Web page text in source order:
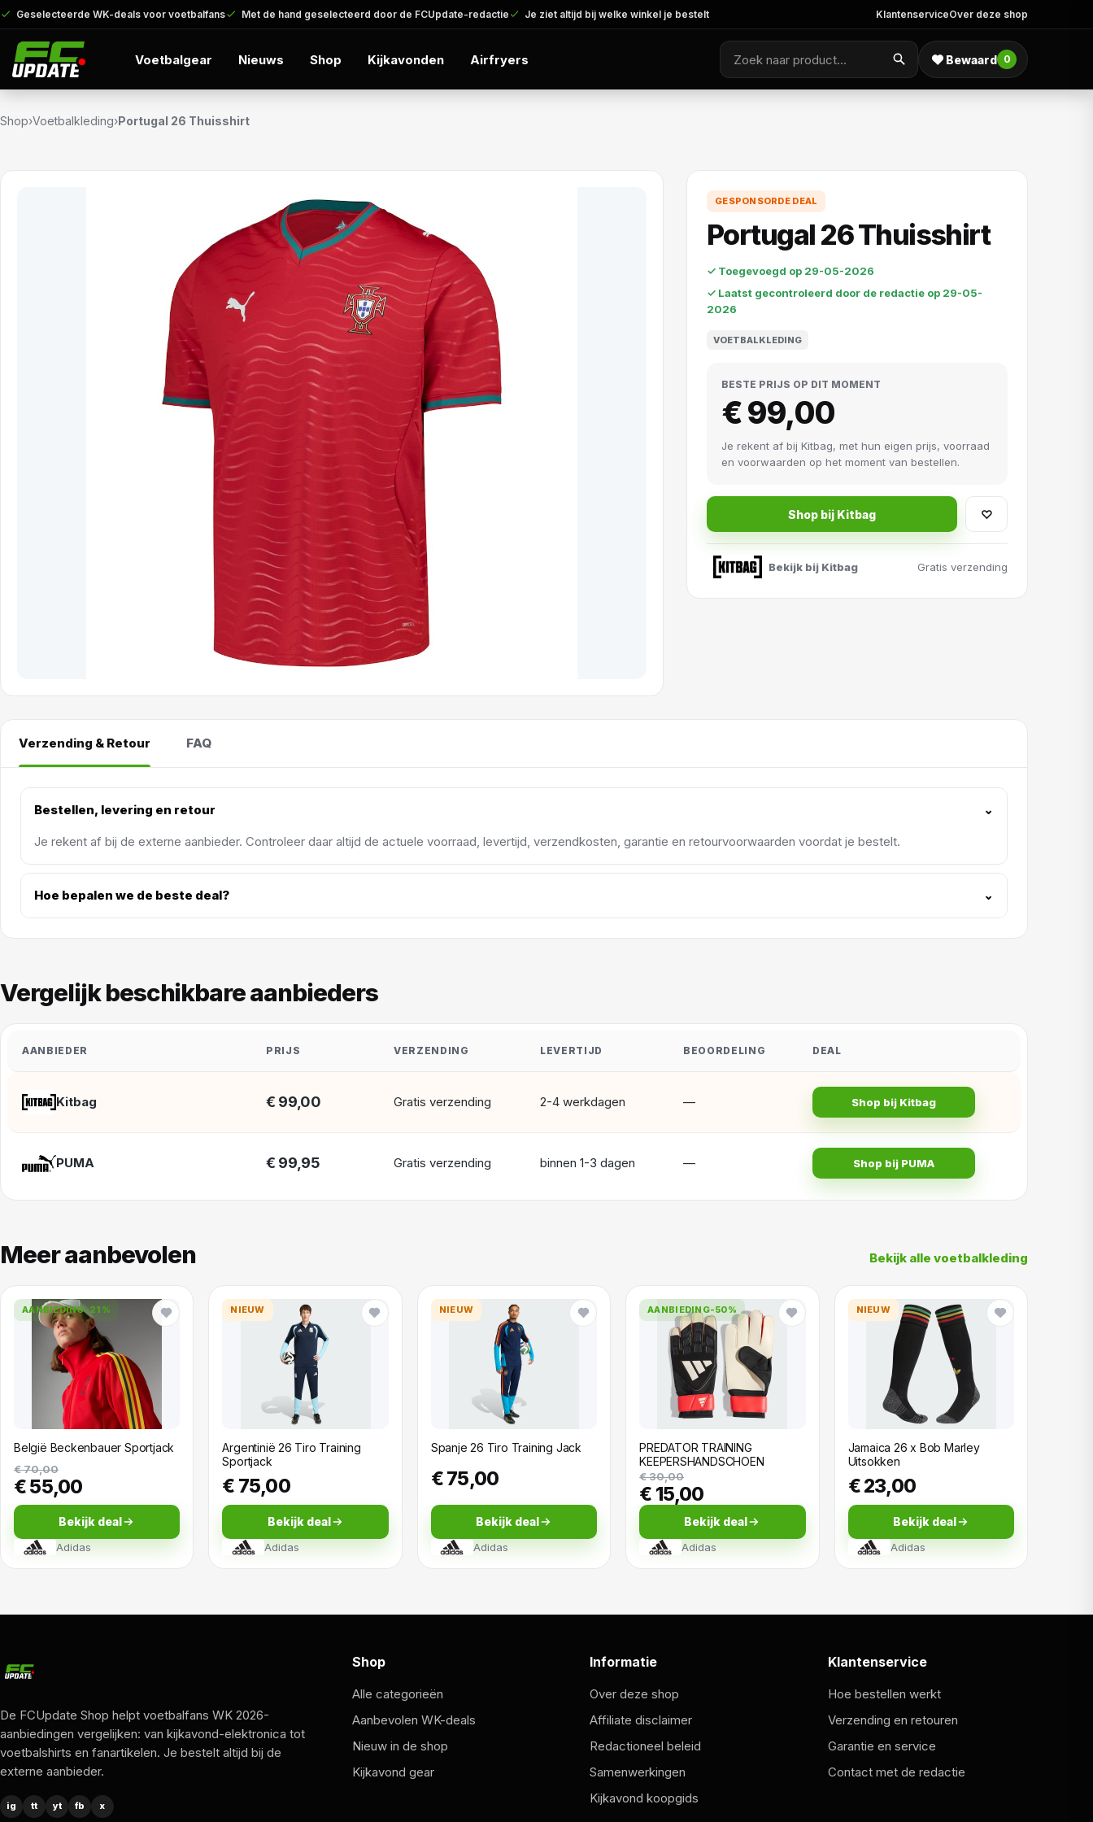
Geselecteerde WK-deals voor voetbalfans Met de hand geselecteerd door de FCUpdate-redactie Je ziet altijd bij welke winkel je bestelt KlantenserviceOver deze shop
Voetbalgear Nieuws Shop Kijkavonden Airfryers Bewaard 0
Shop›Voetbalkleding›Portugal 26 Thuisshirt
GESPONSORDE DEAL
Portugal 26 Thuisshirt
✓ Toegevoegd op 29-05-2026
✓ Laatst gecontroleerd door de redactie op 29-05-
2026
VOETBALKLEDING
BESTE PRIJS OP DIT MOMENT
€ 99,00
Je rekent af bij Kitbag, met hun eigen prijs, voorraad
en voorwaarden op het moment van bestellen.
Shop bij Kitbag ♡
Bekijk bij Kitbag Gratis verzending
Verzending & Retour FAQ
Bestellen, levering en retour ⌄
Je rekent af bij de externe aanbieder. Controleer daar altijd de actuele voorraad, levertijd, verzendkosten, garantie en retourvoorwaarden voordat je bestelt.
Hoe bepalen we de beste deal? ⌄
Vergelijk beschikbare aanbieders
AANBIEDER PRIJS VERZENDING LEVERTIJD BEOORDELING DEAL
Kitbag € 99,00 Gratis verzending 2-4 werkdagen — Shop bij Kitbag
PUMA € 99,95 Gratis verzending binnen 1-3 dagen — Shop bij PUMA
Meer aanbevolen Bekijk alle voetbalkleding
AANBIEDING-21%
België Beckenbauer Sportjack
€ 70,00
€ 55,00
Bekijk deal
Adidas
NIEUW
Argentinië 26 Tiro Training
Sportjack
€ 75,00
Bekijk deal
Adidas
NIEUW
Spanje 26 Tiro Training Jack
€ 75,00
Bekijk deal
Adidas
AANBIEDING-50%
PREDATOR TRAINING
KEEPERSHANDSCHOEN
€ 30,00
€ 15,00
Bekijk deal
Adidas
NIEUW
Jamaica 26 x Bob Marley
Uitsokken
€ 23,00
Bekijk deal
Adidas
De FCUpdate Shop helpt voetbalfans WK 2026-
aanbiedingen vergelijken: van kijkavond-elektronica tot
voetbalshirts en fanartikelen. Je bestelt altijd bij de
externe aanbieder.
ig tt yt fb x
Shop
Alle categorieën
Aanbevolen WK-deals
Nieuw in de shop
Kijkavond gear
Informatie
Over deze shop
Affiliate disclaimer
Redactioneel beleid
Samenwerkingen
Kijkavond koopgids
Klantenservice
Hoe bestellen werkt
Verzending en retouren
Garantie en service
Contact met de redactie